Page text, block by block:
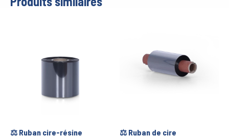
⚖️ Ruban cire-résine
⚖️ Ruban de cire